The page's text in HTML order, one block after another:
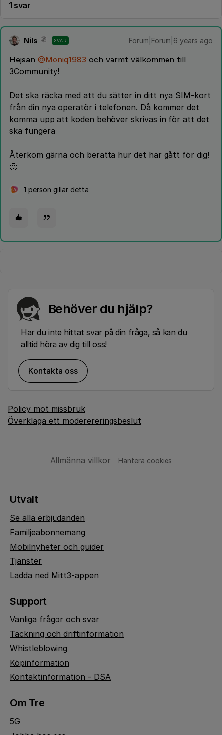
1 svar
Nils SVAR Forum|Forum|6 years ago
Hejsan @Moniq1983 och varmt välkommen till
3Community!
Det ska räcka med att du sätter in ditt nya SIM-kort
från din nya operatör i telefonen. Då kommer det
komma upp att koden behöver skrivas in för att det
ska fungera.
Återkom gärna och berätta hur det har gått för dig!
🙂
A 1 person gillar detta
Behöver du hjälp?
Har du inte hittat svar på din fråga, så kan du
alltid höra av dig till oss!
Kontakta oss
Policy mot missbruk
Överklaga ett moderereringsbeslut
Allmänna villkor Hantera cookies
Utvalt
Se alla erbjudanden
Familjeabonnemang
Mobilnyheter och guider
Tjänster
Ladda ned Mitt3-appen
Support
Vanliga frågor och svar
Täckning och driftinformation
Whistleblowing
Köpinformation
Kontaktinformation - DSA
Om Tre
5G